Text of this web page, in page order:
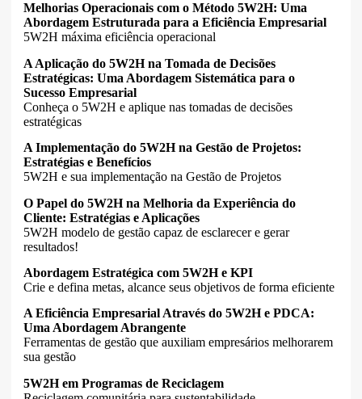
Melhorias Operacionais com o Método 5W2H: Uma
Abordagem Estruturada para a Eficiência Empresarial
5W2H máxima eficiência operacional
A Aplicação do 5W2H na Tomada de Decisões
Estratégicas: Uma Abordagem Sistemática para o
Sucesso Empresarial
Conheça o 5W2H e aplique nas tomadas de decisões
estratégicas
A Implementação do 5W2H na Gestão de Projetos:
Estratégias e Benefícios
5W2H e sua implementação na Gestão de Projetos
O Papel do 5W2H na Melhoria da Experiência do
Cliente: Estratégias e Aplicações
5W2H modelo de gestão capaz de esclarecer e gerar
resultados!
Abordagem Estratégica com 5W2H e KPI
Crie e defina metas, alcance seus objetivos de forma eficiente
A Eficiência Empresarial Através do 5W2H e PDCA:
Uma Abordagem Abrangente
Ferramentas de gestão que auxiliam empresários melhorarem
sua gestão
5W2H em Programas de Reciclagem